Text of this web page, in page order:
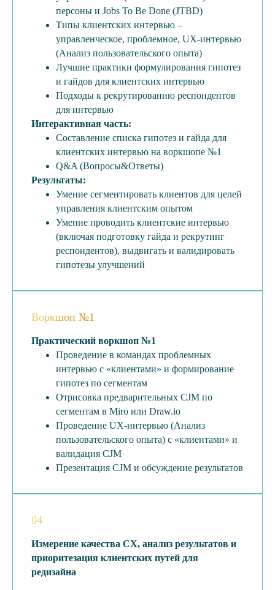
персоны и Jobs To Be Done (JTBD)
Типы клиентских интервью –
управленческое, проблемное, UX-интервью
(Анализ пользовательского опыта)
Лучшие практики формулирования гипотез
и гайдов для клиентских интервью
Подходы к рекрутированию респондентов
для интервью
Интерактивная часть:
Составление списка гипотез и гайда для
клиентских интервью на воркшопе №1
Q&A (Вопросы&Ответы)
Результаты:
Умение сегментировать клиентов для целей
управления клиентским опытом
Умение проводить клиентские интервью
(включая подготовку гайда и рекрутинг
респондентов), выдвигать и валидировать
гипотезы улучшений
Воркшоп №1
Практический воркшоп №1
Проведение в командах проблемных
интервью с «клиентами» и формирование
гипотез по сегментам
Отрисовка предварительных CJM по
сегментам в Miro или Draw.io
Проведение UX-интервью (Анализ
пользовательского опыта) c «клиентами» и
валидация CJM
Презентация CJM и обсуждение результатов
04
Измерение качества CX, анализ результатов и
приоритезация клиентских путей для
редизайна